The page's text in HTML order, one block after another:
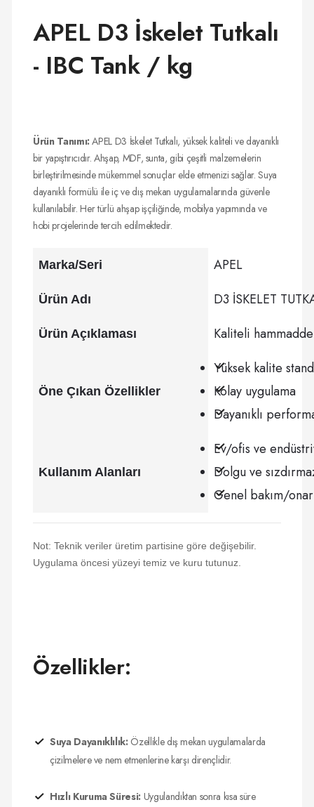
APEL D3 İskelet Tutkalı
- IBC Tank / kg
Ürün Tanımı: APEL D3 İskelet Tutkalı, yüksek kaliteli ve dayanıklı
bir yapıştırıcıdır. Ahşap, MDF, sunta, gibi çeşitli malzemelerin
birleştirilmesinde mükemmel sonuçlar elde etmenizi sağlar. Suya
dayanıklı formülü ile iç ve dış mekan uygulamalarında güvenle
kullanılabilir. Her türlü ahşap işçiliğinde, mobilya yapımında ve
hobi projelerinde tercih edilmektedir.
Marka/Seri APEL
Ürün Adı D3 İSKELET
Ürün Açıklaması Kaliteli
Öne Çıkan Özellikler
Yüksek kalite
Kolay uygulama
Dayanıklı
Kullanım Alanları
Ev/ofis ve
Dolgu ve
Genel bakım/
Not: Teknik veriler üretim partisine göre değişebilir.
Uygulama öncesi yüzeyi temiz ve kuru tutunuz.
Özellikler:
Suya Dayanıklılık: Özellikle dış mekan uygulamalarda
çizilmelere ve nem etmenlerine karşı dirençlidir.
Hızlı Kuruma Süresi: Uygulandıktan sonra kısa süre